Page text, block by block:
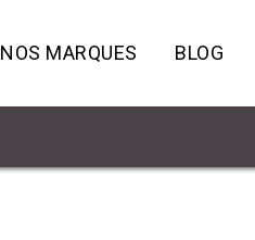
NOS MARQUES BLOG